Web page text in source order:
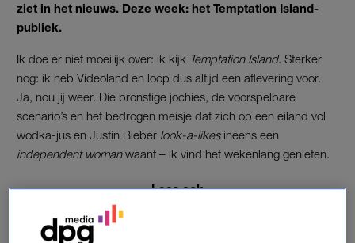
ziet in het nieuws. Deze week: het Temptation Island-
publiek.
Ik doe er niet moeilijk over: ik kijk Temptation Island. Sterker
nog: ik heb Videoland en loop dus altijd een aflevering voor.
Ja, nou jij weer. Die bronstige jochies, de voorspelbare
scenario’s en het bedrogen meisje dat zich op een eiland vol
wodka-jus en Justin Bieber look-a-likesineens een
independent womanwaant – ik vind het wekenlang genieten.
Lees ook
Lianne (29) over Gordon die coke snuift uit verdriet: ‘Dat